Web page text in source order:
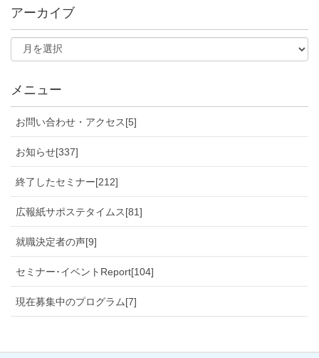
アーカイブ
メニュー
お問い合わせ・アクセス[5]
お知らせ[337]
終了したセミナー[212]
広報紙サポステタイムス[81]
就職決定者の声[9]
セミナー･イベントReport[104]
現在募集中のプログラム[7]